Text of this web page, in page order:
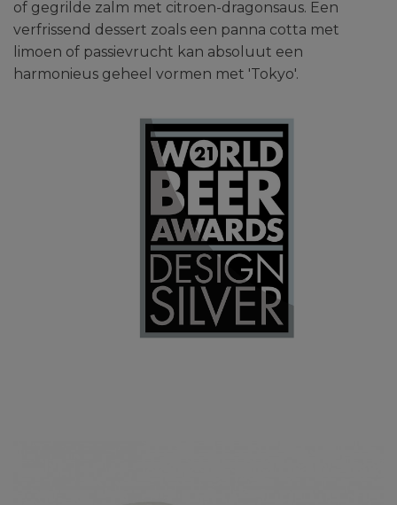
of gegrilde zalm met citroen-dragonsaus. Een
verfrissend dessert zoals een panna cotta met
limoen of passievrucht kan absoluut een
harmonieus geheel vormen met 'Tokyo'.